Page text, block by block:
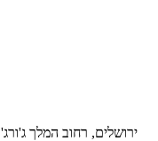
ירושלים, רחוב המלך ג'ורג' 18, חנות "כשר לך" (לשעבר "גסטרונום")